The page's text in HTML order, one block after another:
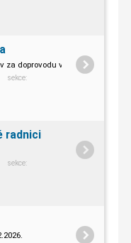
za doprovodu varhan.
sekce:
radnici
sekce: